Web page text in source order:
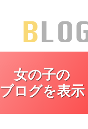
女の子の
ブログを表示